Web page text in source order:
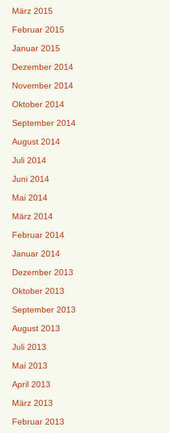
März 2015
Februar 2015
Januar 2015
Dezember 2014
November 2014
Oktober 2014
September 2014
August 2014
Juli 2014
Juni 2014
Mai 2014
März 2014
Februar 2014
Januar 2014
Dezember 2013
Oktober 2013
September 2013
August 2013
Juli 2013
Mai 2013
April 2013
März 2013
Februar 2013